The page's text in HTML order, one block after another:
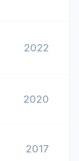
2022
2020
2017